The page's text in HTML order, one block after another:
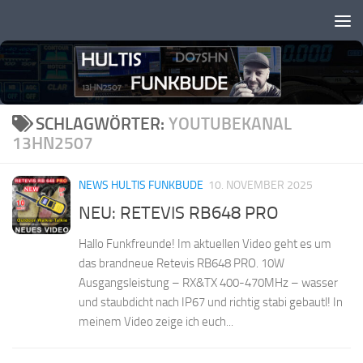
SCHLAGWÖRTER: YOUTUBEKANAL
13HN2507
NEWS HULTIS FUNKBUDE 10. NOVEMBER 2025
NEU: RETEVIS RB648 PRO
Hallo Funkfreunde! Im aktuellen Video geht es um
das brandneue Retevis RB648 PRO. 10W
Ausgangsleistung – RX&TX 400-470MHz – wasser
und staubdicht nach IP67 und richtig stabi gebautl! In
meinem Video zeige ich euch...